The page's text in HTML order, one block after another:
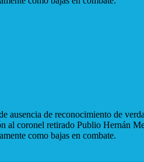
ausencia de reconocimiento de
al coronel retirado Publio Hernán
como bajas en combate.